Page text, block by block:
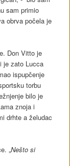
sam primio
obrva počela je
Don Vitto je
je zato Lucca
ispupčenje
torbu
bilo je
znoja i
drhte a želudac
„Nešto si